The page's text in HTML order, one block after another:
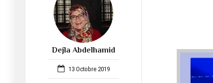
Dejla Abdelhamid
13 Octobre 2019